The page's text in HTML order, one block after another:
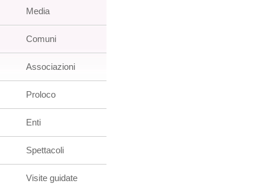
Media
Comuni
Associazioni
Proloco
Enti
Spettacoli
Visite guidate